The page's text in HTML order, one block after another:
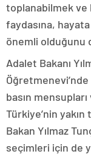
toplanabilmek ve
faydasına,
önemli olduğunu
Adalet Bakanı
basın
Türkiye’nin
Bakan Yılmaz
seçimleri için de